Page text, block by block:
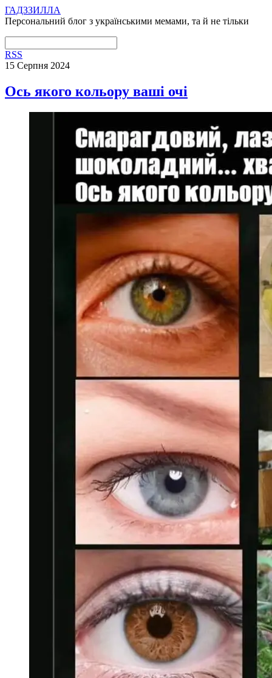
ГАДЗЗИЛЛА
Персональний блог з українськими мемами, та й не тільки
RSS
15 Серпня 2024
Ось якого кольору ваші очі